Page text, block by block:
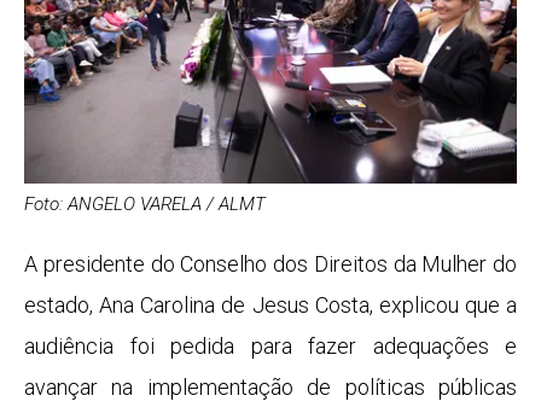
Foto: ANGELO VARELA / ALMT
A presidente do Conselho dos Direitos da Mulher do
estado, Ana Carolina de Jesus Costa, explicou que a
audiência foi pedida para fazer adequações e
avançar na implementação de políticas públicas